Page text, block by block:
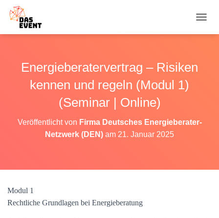
A
Energieberatervertrag – Risiken
kennen und regeln (Modul 1)
(Seminar | Online)
Veröffentlicht von Firma Deutsches Energieberater-
Netzwerk (DEN) am 21. Januar 2025
Modul 1
Rechtliche Grundlagen bei Energieberatung